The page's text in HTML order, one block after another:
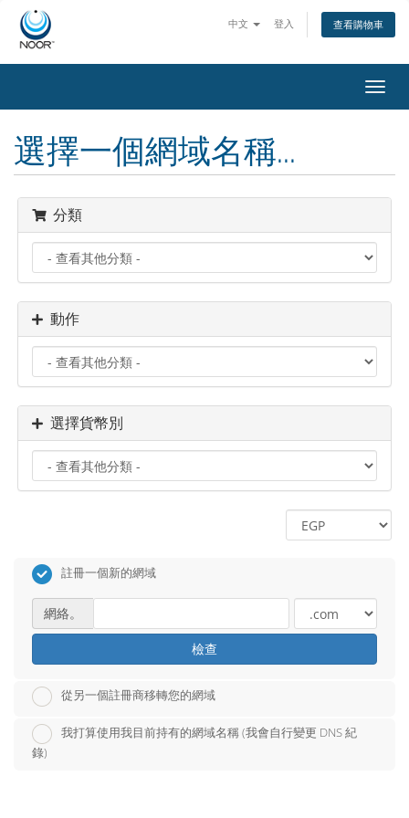
中文 登入 查看購物車
切
換
選擇一個網域名稱...
分類
動作
選擇貨幣別
註冊一個新的網域
網絡。
檢查
從另一個註冊商移轉您的網域
我打算使用我目前持有的網域名稱 (我會自行變更 DNS 紀
錄)